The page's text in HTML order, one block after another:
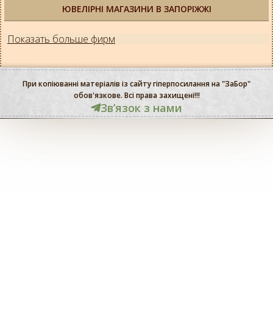
ЮВЕЛІРНІ МАГАЗИНИ В ЗАПОРІЖЖІ
Показать больше фирм
При копіюванні матеріалів із сайту гіперпосилання на "ЗаБор"
обов'язкове. Всі права захищені!!!
Звʼязок з нами